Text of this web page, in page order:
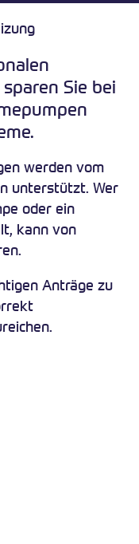
Sie bei
werden vom
unterstützt. Wer
oder ein
kann von
Anträge zu